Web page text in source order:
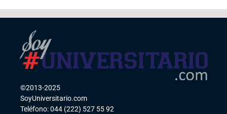
©2013-2025
SoyUniversitario.com
Teléfono: 044 (222) 527 55 92